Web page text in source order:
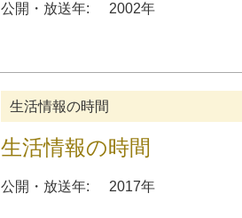
公開・放送年:
2002年
生活情報の時間
生活情報の時間
公開・放送年: 2017年